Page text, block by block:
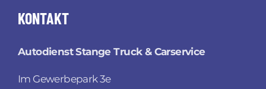
KONTAKT
Autodienst Stange Truck & Carservice
Im Gewerbepark 3e